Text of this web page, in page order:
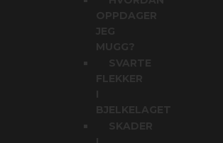
OPPDAGER
JEG
MUGG?
SVARTE
FLEKKER
BJELKELAGET
SKADER